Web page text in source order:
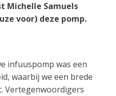
Michelle Samuels
voor) deze pomp.
infuuspomp was een
waarbij we een brede
Vertegenwoordigers